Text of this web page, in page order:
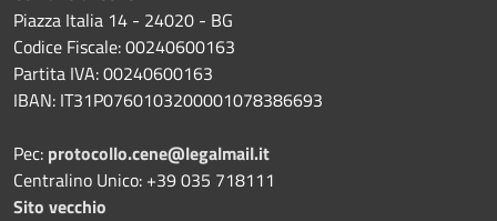
Piazza Italia 14 - 24020 - BG
Codice Fiscale: 00240600163
Partita IVA: 00240600163
IBAN: IT31P0760103200001078386693
Pec: protocollo.cene@legalmail.it
Centralino Unico: +39 035 718111
Sito vecchio